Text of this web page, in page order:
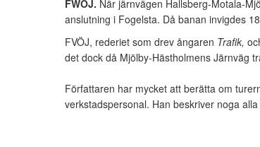
FWÖJ. När järnvägen Hallsberg-Motala-
anslutning i Fogelsta. Då banan invigdes
FVÖJ, rederiet som drev ångaren Trafik,
det dock då Mjölby-Hästholmens Järnväg
Författaren har mycket att berätta om
verkstadspersonal. Han beskriver noga